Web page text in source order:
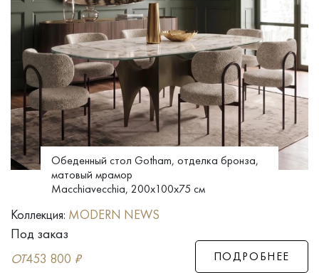
Обеденный стол Gotham, отделка бронза,
матовый мрамор
Macchiavecchia, 200x100x75 см
Коллекция: MODERN NEWS
Под заказ
ОТ453 800 ₽ ПОДРОБНЕЕ